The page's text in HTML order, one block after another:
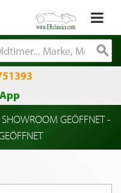
GEÖFFNET -